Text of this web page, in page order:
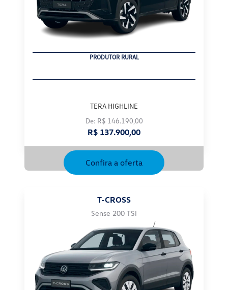
CNPJ
TERA HIGHLINE
De: R$ 146.190,00
R$ 137.900,00
Confira a oferta
T-CROSS
Sense 200 TSI